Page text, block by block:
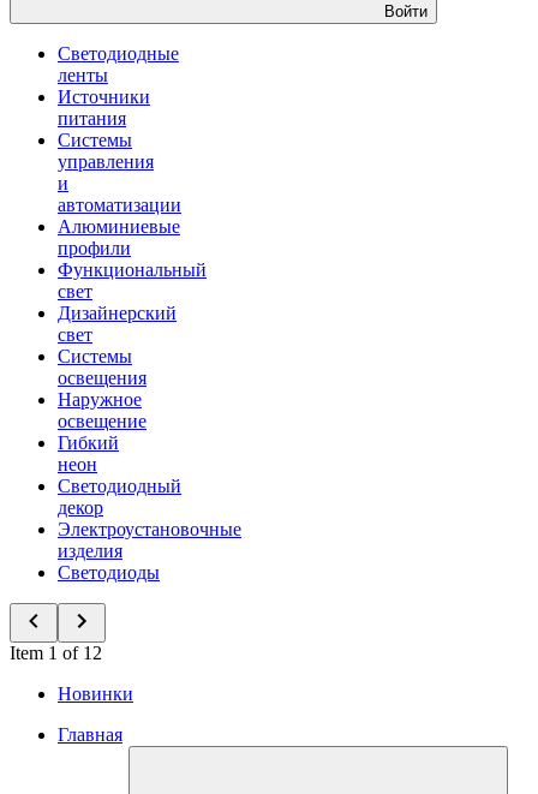
Войти
Светодиодные
ленты
Источники
питания
Системы
управления
и
автоматизации
Алюминиевые
профили
Функциональный
свет
Дизайнерский
свет
Системы
освещения
Наружное
освещение
Гибкий
неон
Светодиодный
декор
Электроустановочные
изделия
Светодиоды
Item 1 of 12
Новинки
Главная